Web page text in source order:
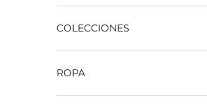
COLECCIONES
ROPA